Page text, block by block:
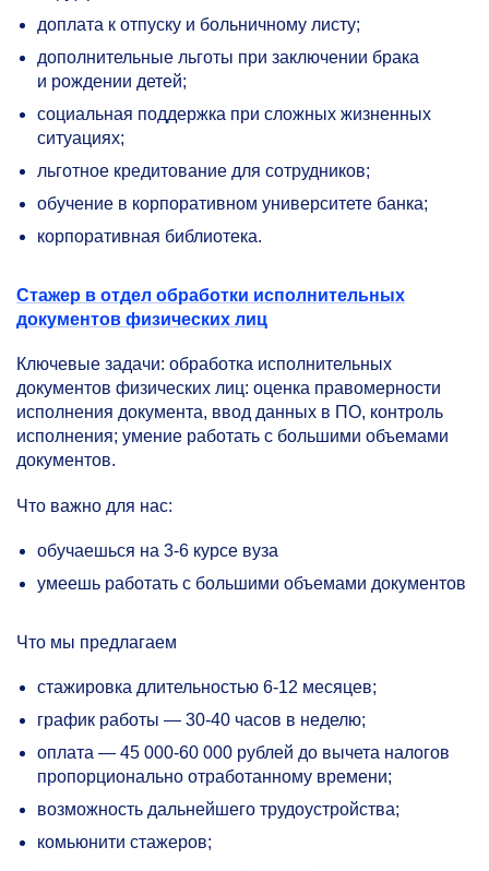
доплата к отпуску и больничному листу;
дополнительные льготы при заключении брака
и рождении детей;
социальная поддержка при сложных жизненных
ситуациях;
льготное кредитование для сотрудников;
обучение в корпоративном университете банка;
корпоративная библиотека.
Стажер в отдел обработки исполнительных
документов физических лиц
Ключевые задачи: обработка исполнительных
документов физических лиц: оценка правомерности
исполнения документа, ввод данных в ПО, контроль
исполнения; умение работать с большими объемами
документов.
Что важно для нас:
обучаешься на3-6 курсе вуза
умеешь работать с большими объемами документов
Что мы предлагаем
стажировка длительностью6-12 месяцев;
график работы —30-40 часов в неделю;
оплата — 45000-60 000 рублей до вычета налогов
пропорционально отработанному времени;
возможность дальнейшего трудоустройства;
комьюнити стажеров;